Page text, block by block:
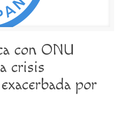
con ONU
crisis
por